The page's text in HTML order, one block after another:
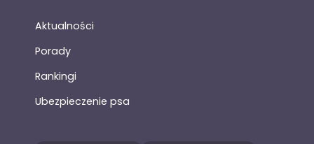
Aktualności
Porady
Rankingi
Ubezpieczenie psa